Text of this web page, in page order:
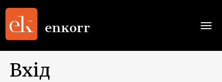
Вхід